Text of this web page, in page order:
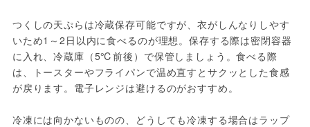
つくしの天ぷらは冷蔵保存可能ですが、衣がしんなりしやす
いため1～2日以内に食べるのが理想。保存する際は密閉容器
に入れ、冷蔵庫（5℃前後）で保管しましょう。食べる際
は、トースターやフライパンで温め直すとサクッとした食感
が戻ります。電子レンジは避けるのがおすすめ。
冷凍には向かないものの、どうしても冷凍する場合はラップ